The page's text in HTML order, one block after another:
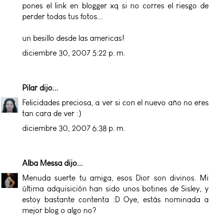
pones el link en blogger xq si no corres el riesgo de
perder todas tus fotos...
un besillo desde las americas!
diciembre 30, 2007 5:22 p. m.
Pilardijo...
Felicidades preciosa, a ver si con el nuevo año no eres
tan cara de ver :)
diciembre 30, 2007 6:38 p. m.
Alba Messa dijo...
Menuda suerte tu amiga, esos Dior son divinos. Mi
última adquisición han sido unos botines de Sisley, y
estoy bastante contenta :D Oye, estás nominada a
mejor blog o algo no?